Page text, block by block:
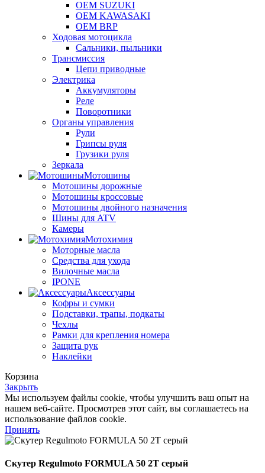
OEM SUZUKI
OEM KAWASAKI
OEM BRP
Ходовая мотоцикла
Сальники, пыльники
Трансмиссия
Цепи приводные
Электрика
Аккумуляторы
Реле
Поворотники
Органы управления
Рули
Грипсы руля
Грузики руля
Зеркала
Мотошины
Мотошины дорожные
Мотошины кроссовые
Мотошины двойного назначения
Шины для ATV
Камеры
Мотохимия
Моторные масла
Средства для ухода
Вилочные масла
IPONE
Аксессуары
Кофры и сумки
Подставки, трапы, подкаты
Чехлы
Рамки для крепления номера
Защита рук
Наклейки
Корзина
Закрыть
Мы используем файлы cookie, чтобы улучшить ваш опыт на
нашем веб-сайте. Просмотрев этот сайт, вы соглашаетесь на
использование файлов cookie.
Принять
Скутер Regulmoto FORMULA 50 2T серый